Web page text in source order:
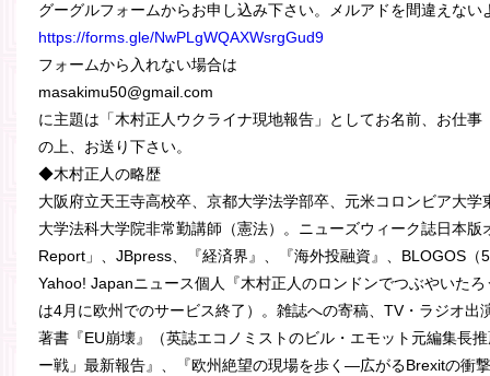
グーグルフォームからお申し込み下さい。メルアドを間違えない
https://forms.gle/NwPLgWQAXWsrgGud9
フォームから入れない場合は
masakimu50@gmail.com
に主題は「木村正人ウクライナ現地報告」としてお名前、お仕
の上、お送り下さい。
◆木村正人の略歴
大阪府立天王寺高校卒、京都大学法学部卒、元米コロンビア大
大学法科大学院非常勤講師（憲法）。ニューズウィーク誌日本
Report」、JBpress、『経済界』、『海外投融資』、BLOGOS
Yahoo! Japanニュース個人『木村正人のロンドンでつぶやいた
は4月に欧州でのサービス終了）。雑誌への寄稿、TV・ラジオ出
著書『EU崩壊』（英誌エコノミストのビル・エモット元編集長
ー戦」最新報告』、『欧州絶望の現場を歩く―広がるBrexitの衝